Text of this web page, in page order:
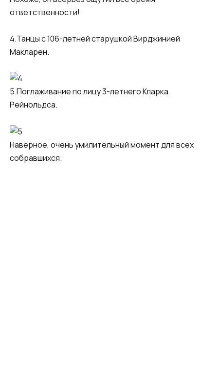
ответственности!
4.Танцы с 106-летней старушкой Вирджинией
Макларен.
5.Поглаживание по лицу 3-летнего Кларка
Рейнольдса.
Наверное, очень умилительный момент для всех
собравшихся.